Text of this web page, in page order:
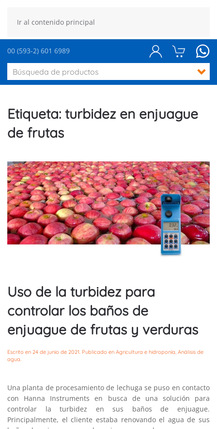
Ir al contenido principal
00 (593-2) 601 6989
Etiqueta: turbidez en enjuague
de frutas
Uso de la turbidez para
controlar los baños de
enjuague de frutas y verduras
Escrito en 24 de junio de 2021 . Publicado en Agricultura e hidroponía Análisis de
agua
Una planta de procesamiento de lechuga se puso en contacto
con Hanna Instruments en busca de una solución para
controlar la turbidez en sus baños de enjuague.
Principalmente, el cliente estaba renovando el agua de sus